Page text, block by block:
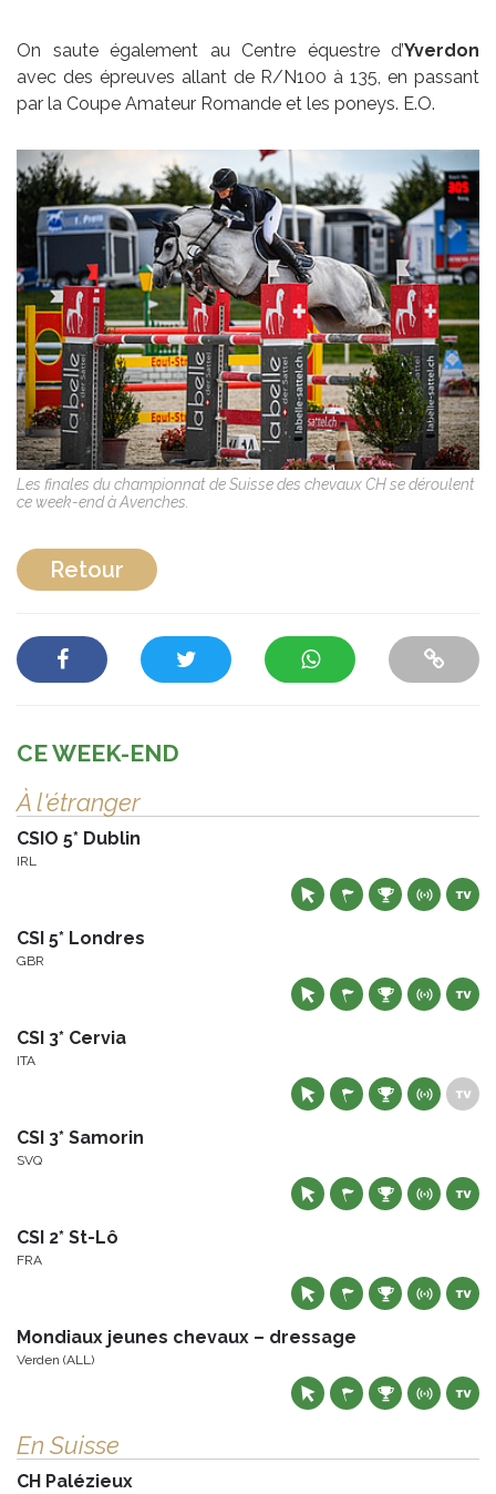
On saute également au Centre équestre d’Yverdon
avec des épreuves allant de R/N100 à 135, en passant
par la Coupe Amateur Romande et les poneys. E.O.
Les finales du championnat de Suisse des chevaux CH se déroulent
ce week-end à Avenches.
Retour
CE WEEK-END
À l'étranger
CSIO 5* Dublin
IRL
CSI 5* Londres
GBR
CSI 3* Cervia
ITA
CSI 3* Samorin
SVQ
CSI 2* St-Lô
FRA
Mondiaux jeunes chevaux – dressage
Verden (ALL)
En Suisse
CH Palézieux